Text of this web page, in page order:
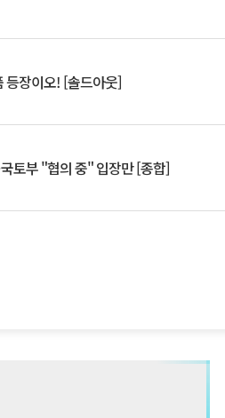
장이오! [솔드아웃]
토부 "협의 중" 입장만 [종합]